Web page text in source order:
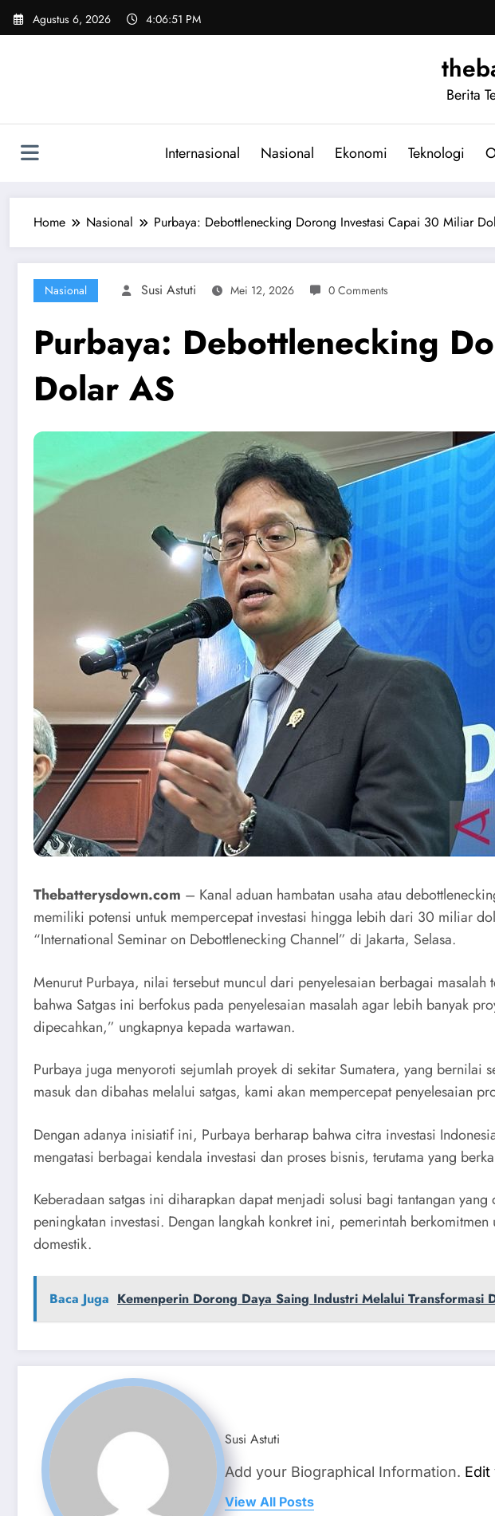
Skip
Agustus 6, 2026 4:06:52 PM
Berita
Internasional Nasional Ekonomi Teknologi
Home Nasional Purbaya: Debottlenecking Dorong Investasi Capai 30 Miliar
Nasional Susi Astuti Mei 12, 2026 0 Comments
Purbaya: Debottlenecking
Dolar AS
Thebatterysdown.com – Kanal aduan hambatan usaha atau
memiliki potensi untuk mempercepat investasi hingga lebih dari 30 miliar
“International Seminar on Debottlenecking Channel” di Jakarta, Selasa.
Menurut Purbaya, nilai tersebut muncul dari penyelesaian berbagai
bahwa Satgas ini berfokus pada penyelesaian masalah agar lebih banyak
dipecahkan,” ungkapnya kepada wartawan.
Purbaya juga menyoroti sejumlah proyek di sekitar Sumatera, yang bernilai
masuk dan dibahas melalui satgas, kami akan mempercepat penyelesaian
Dengan adanya inisiatif ini, Purbaya berharap bahwa citra investasi
mengatasi berbagai kendala investasi dan proses bisnis, terutama yang
Keberadaan satgas ini diharapkan dapat menjadi solusi bagi tantangan
peningkatan investasi. Dengan langkah konkret ini, pemerintah
domestik.
Baca Juga Kemenperin Dorong Daya Saing Industri Melalui Transformasi
Susi Astuti
Add your Biographical Information. Edit
View All Posts